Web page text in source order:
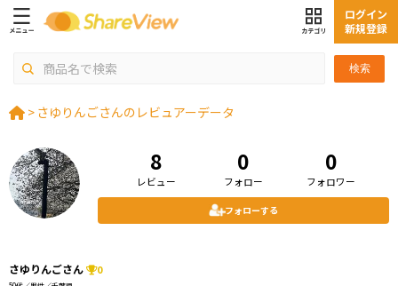
検索
ログイン
新規登録
> さゆりんごさんのレビュアーデータ
8
レビュー
0
フォロー
0
フォロワー
フォローする
さゆりんごさん 0